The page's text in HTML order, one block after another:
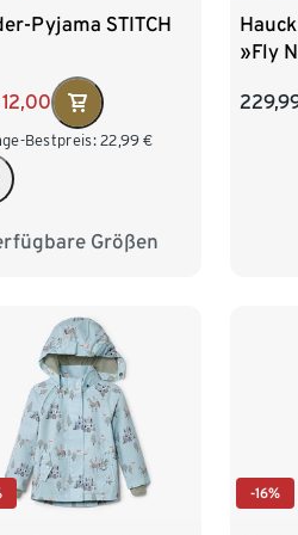
Pyjama STITCH
12,00
Bestpreis: 22,99 €
Größen
128 134/140
»Fly
-16%